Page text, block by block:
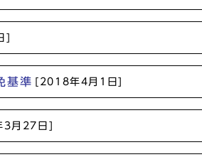
]
基準 [2018年4月1日]
3月27日]